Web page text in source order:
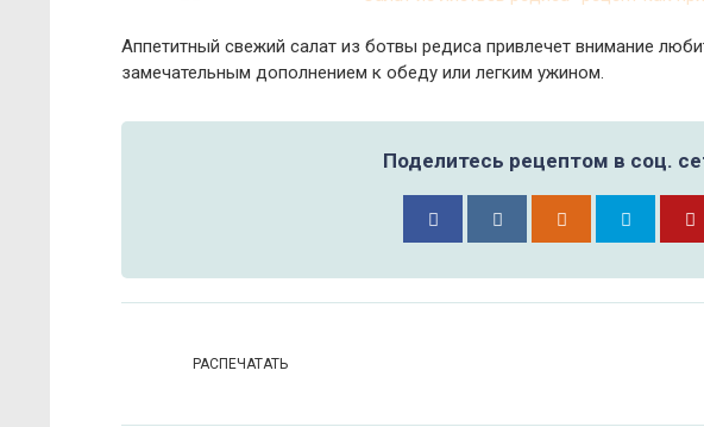
Аппетитный свежий салат из ботвы редиса привлечет внимание
замечательным дополнением к обеду или легким ужином.
Поделитесь рецептом в соц.
РАСПЕЧАТАТЬ